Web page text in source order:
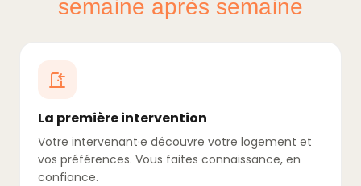
semaine après semaine
La première intervention
Votre intervenant·e découvre votre logement et
vos préférences. Vous faites connaissance, en
confiance.